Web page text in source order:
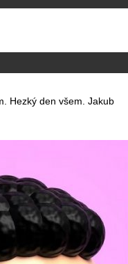
Hezký den všem. Jakub